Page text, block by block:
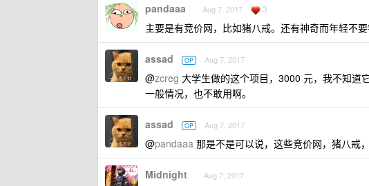
pandaaa Aug 7, 2017 3
主要是有竞价网，比如猪八戒。还有神奇而年轻不
assad OP Aug 7, 2017
@zcreg 大学生做的这个项目，3000 元，我不知道
一般情况，也不敢用啊。
assad OP Aug 7, 2017
@pandaaa 那是不是可以说，这些竞价网，猪八戒
Midnight Aug 7, 2017